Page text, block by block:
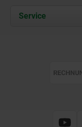
Kontakt
Dokumente
Service